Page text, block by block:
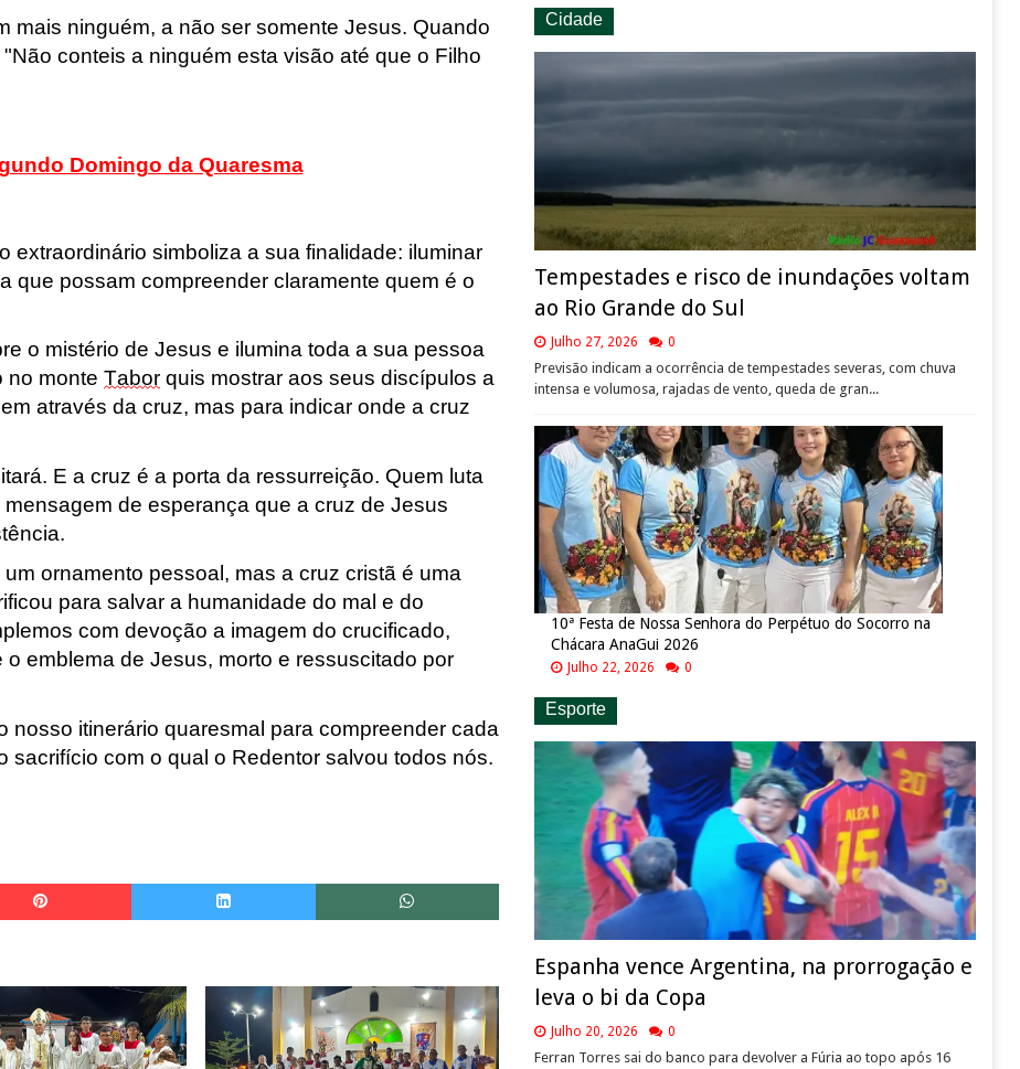
mais ninguém, a não ser somente Jesus. Quando
"Não conteis a ninguém esta visão até que o Filho
Domingo da Quaresma
extraordinário simboliza a sua finalidade: iluminar
que possam compreender claramente quem é o
o mistério de Jesus e ilumina toda a sua pessoa
no monte Taborquis mostrar aos seus discípulos a
através da cruz, mas para indicar onde a cruz
E a cruz é a porta da ressurreição. Quem luta
de esperança que a cruz de Jesus
ornamento pessoal, mas a cruz cristã é uma
para salvar a humanidade do mal e do
com devoção a imagem do crucificado,
emblema de Jesus, morto e ressuscitado por
nosso itinerário quaresmal para compreender cada
com o qual o Redentor salvou todos nós.
Cidade
Tempestades e risco de inundações voltam
ao Rio Grande do Sul
Julho 27, 2026 0
Previsão indicam a ocorrência de tempestades severas, com chuva
intensa e volumosa, rajadas de vento, queda de gran...
10ª Festa de Nossa Senhora do Perpétuo do Socorro na
Chácara AnaGui 2026
Julho 22, 2026 0
Esporte
Espanha vence Argentina, na prorrogação e
leva o bi da Copa
Julho 20, 2026 0
Ferran Torres sai do banco para devolver a Fúria ao topo após 16